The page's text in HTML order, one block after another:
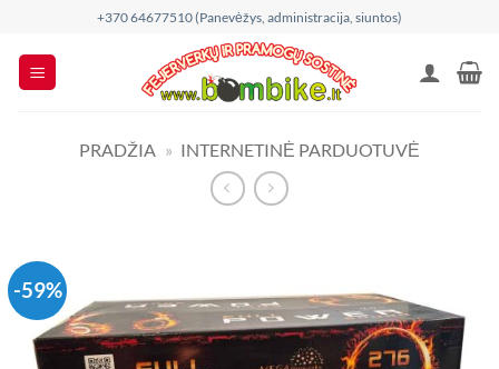
content
+370 64677510 (Panevėžys, administracija, siuntos)
PRADŽIA » INTERNETINĖ PARDUOTUVĖ
-59%